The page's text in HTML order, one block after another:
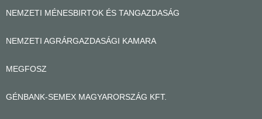
NEMZETI MÉNESBIRTOK ÉS TANGAZDASÁG
NEMZETI AGRÁRGAZDASÁGI KAMARA
MEGFOSZ
GÉNBANK-SEMEX MAGYARORSZÁG KFT.